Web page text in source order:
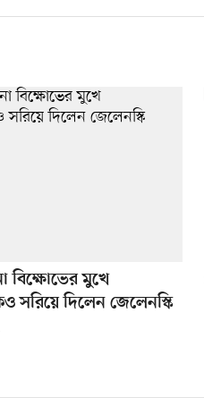
বিক্ষোভের মুখে
সরিয়ে দিলেন জেলেনস্কি